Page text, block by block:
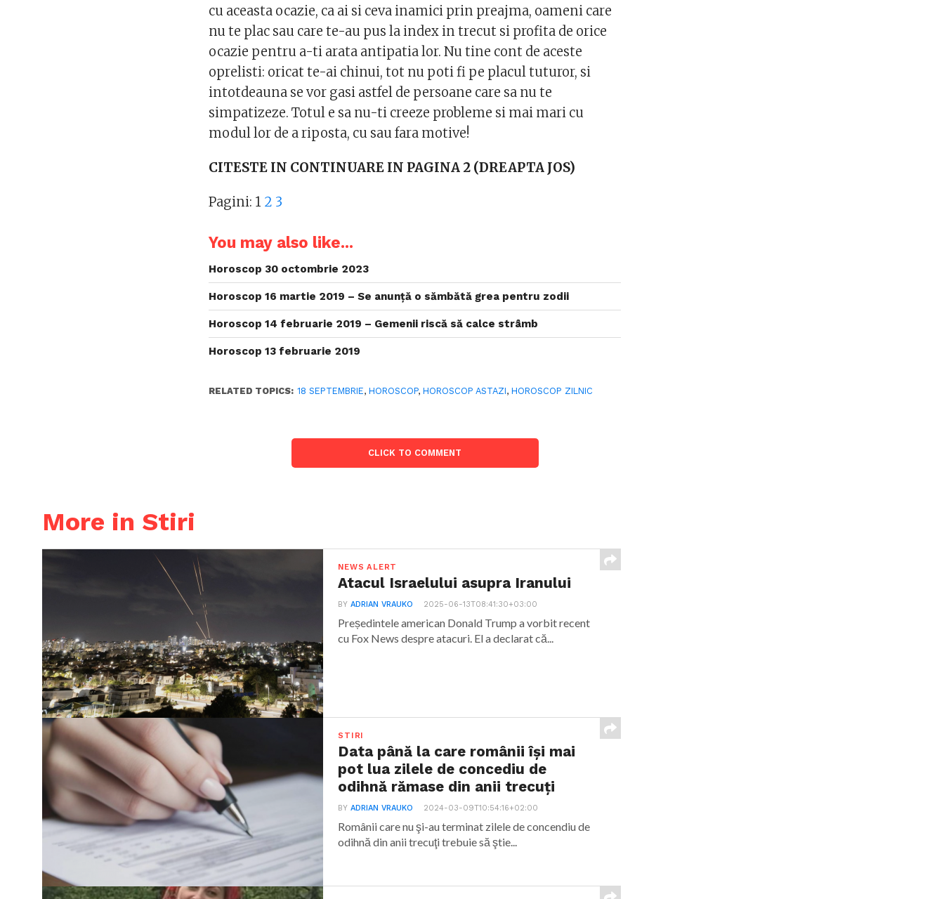
cu aceasta ocazie, ca ai si ceva inamici prin preajma, oameni care
nu te plac sau care te-au pus la index in trecut si profita de orice
ocazie pentru a-ti arata antipatia lor. Nu tine cont de aceste
oprelisti: oricat te-ai chinui, tot nu poti fi pe placul tuturor, si
intotdeauna se vor gasi astfel de persoane care sa nu te
simpatizeze. Totul e sa nu-ti creeze probleme si mai mari cu
modul lor de a riposta, cu sau fara motive!
CITESTE IN CONTINUARE IN PAGINA 2 (DREAPTA JOS)
Pagini: 1 2 3
You may also like...
Horoscop 30 octombrie 2023
Horoscop 16 martie 2019 – Se anunță o sămbătă grea pentru zodii
Horoscop 14 februarie 2019 – Gemenii riscă să calce strâmb
Horoscop 13 februarie 2019
RELATED TOPICS: 18 SEPTEMBRIE,HOROSCOP,HOROSCOP ASTAZI,HOROSCOP ZILNIC
CLICK TO COMMENT
More in Stiri
NEWS ALERT
Atacul Israelului asupra Iranului
BYADRIAN VRAUKO 2025-06-13T08:41:30+03:00
Președintele american Donald Trump a vorbit recent
cu Fox News despre atacuri. El a declarat că...
STIRI
Data până la care românii îşi mai
pot lua zilele de concediu de
odihnă rămase din anii trecuţi
BYADRIAN VRAUKO 2024-03-09T10:54:16+02:00
Românii care nu şi-au terminat zilele de concendiu de
odihnă din anii trecuţi trebuie să ştie...